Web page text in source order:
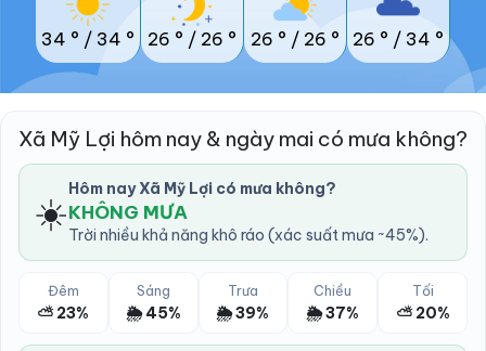
34 ° / 34 ° 26 ° / 26 ° 26 ° / 26 ° 26 ° / 34 °
Xã Mỹ Lợi hôm nay & ngày mai có mưa không?
☀️ Hôm nay Xã Mỹ Lợi có mưa không?
KHÔNG MƯA
Trời nhiều khả năng khô ráo (xác suất mưa ~45%).
Đêm
⛅ 23%
Sáng
🌦️ 45%
Trưa
🌦️ 39%
Chiều
🌦️ 37%
Tối
⛅ 20%